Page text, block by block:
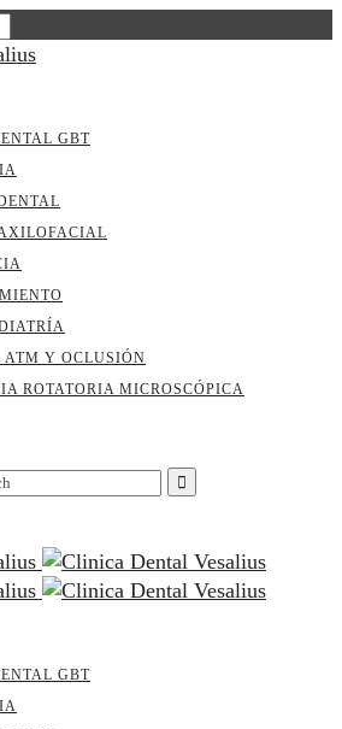
GBT
ATM Y OCLUSIÓN
ROTATORIA MICROSCÓPICA
GBT